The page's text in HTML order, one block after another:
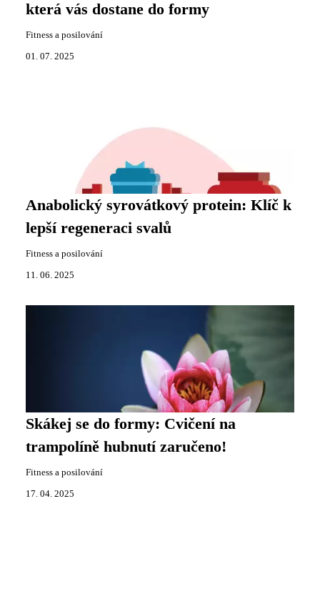
která vás dostane do formy
Fitness a posilování
01. 07. 2025
Anabolický syrovátkový protein: Klíč k
lepší regeneraci svalů
Fitness a posilování
11. 06. 2025
Skákej se do formy: Cvičení na
trampolíně hubnutí zaručeno!
Fitness a posilování
17. 04. 2025